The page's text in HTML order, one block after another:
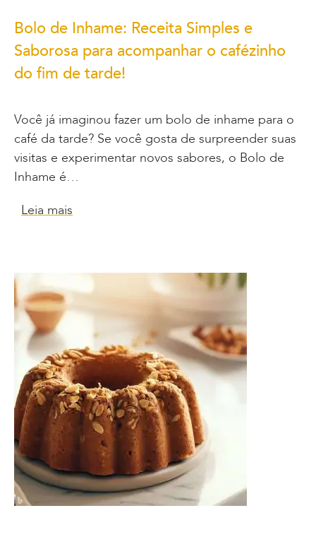
Bolo de Inhame: Receita Simples e
Saborosa para acompanhar o cafézinho
do fim de tarde!
Você já imaginou fazer um bolo de inhame para o
café da tarde? Se você gosta de surpreender suas
visitas e experimentar novos sabores, o Bolo de
Inhame é…
Leia mais